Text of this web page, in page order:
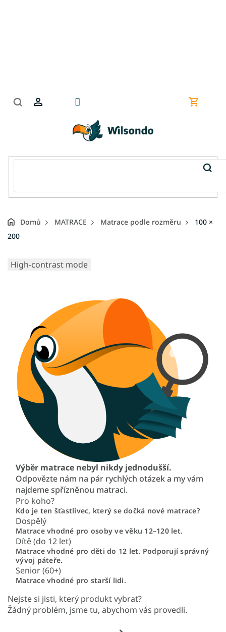
Nákupní
Domů MATRACE Matrace podle rozměru
100 ×
200
High-contrast mode
Výběr matrace nebyl nikdy jednodušší.
Odpovězte nám na pár rychlých otázek a my vám
najdeme spřízněnou matraci.
Pro koho?
Kdo je ten šťastlivec, který se dočká nové matrace?
Dospělý
Matrace vhodné pro osoby ve věku 12–120 let.
Dítě (do 12 let)
Matrace vhodné pro děti do 12 let. Podporují správný
vývoj páteře.
Senior (60+)
Matrace vhodné pro starší lidi.
Nejste si jisti, který produkt vybrat?
Žádný problém, jsme tu, abychom vás provedli.